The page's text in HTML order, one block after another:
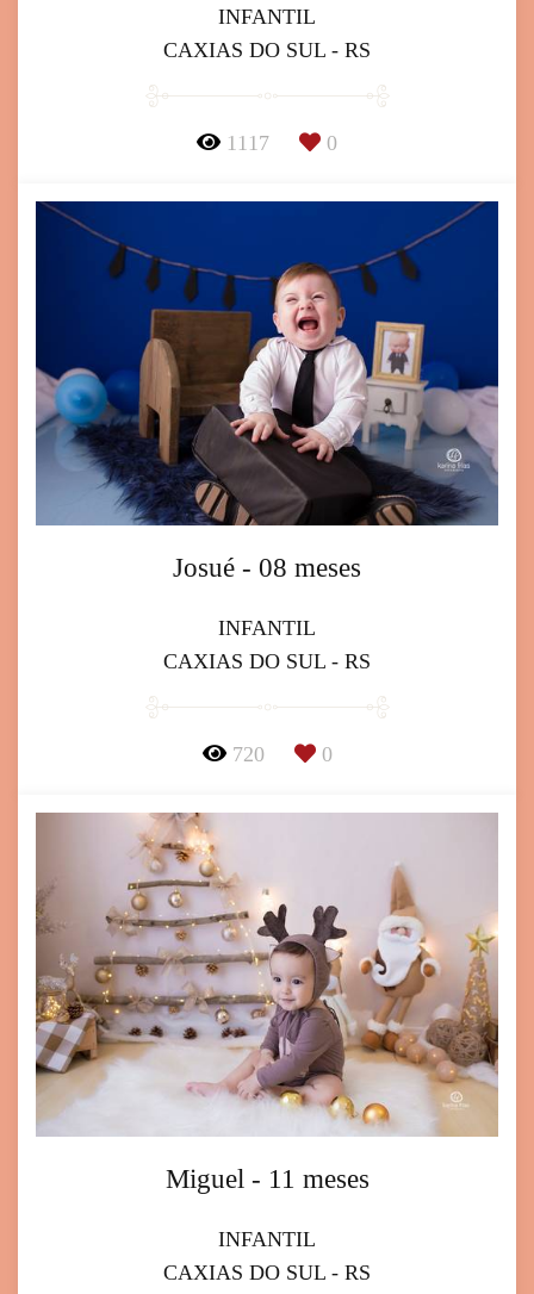
INFANTIL
CAXIAS DO SUL - RS
1117 0
Josué - 08 meses
INFANTIL
CAXIAS DO SUL - RS
720 0
Miguel - 11 meses
INFANTIL
CAXIAS DO SUL - RS